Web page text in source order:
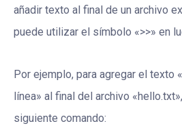
añadir texto al final de un archivo
puede utilizar el símbolo «>>» en
Por ejemplo, para agregar el texto
línea» al final del archivo
siguiente comando: